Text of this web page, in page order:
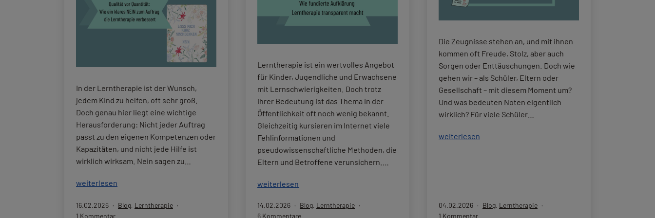
In der Lerntherapie ist der Wunsch,
jedem Kind zu helfen, oft sehr groß.
Doch genau hier liegt eine wichtige
Herausforderung: Nicht jeder Auftrag
passt zu den eigenen Kompetenzen oder
Kapazitäten, und nicht jede Hilfe ist
wirklich wirksam. Nein sagen zu…
Qualität
Quantität:
weiterlesen
Veröffentlicht
am
16.02.2026
Kategorisiert
Blog, Lerntherapie
1 Kommentarzu
Lerntherapie ist ein wertvolles Angebot
für Kinder, Jugendliche und Erwachsene
mit Lernschwierigkeiten. Doch trotz
ihrer Bedeutung ist das Thema in der
Öffentlichkeit oft noch wenig bekannt.
Gleichzeitig kursieren im Internet viele
Fehlinformationen und
pseudowissenschaftliche Methoden, die
Eltern und Betroffene verunsichern.…
Jetzt
werden:
weiterlesen
Veröffentlicht
am
14.02.2026
Kategorisiert
als
Blog, Lerntherapie
6 Kommentarezu
Die Zeugnisse stehen an, und mit ihnen
kommen oft Freude, Stolz, aber auch
Sorgen oder Enttäuschungen. Doch wie
gehen wir – als Schüler, Eltern oder
Gesellschaft – mit diesem Moment um?
Und was bedeuten Noten eigentlich
wirklich? Für viele Schüler…
Zeugnisse
mit
weiterlesen
Veröffentlicht
am
04.02.2026
Kategorisiert
Blog, Lerntherapie
1 Kommentarzu